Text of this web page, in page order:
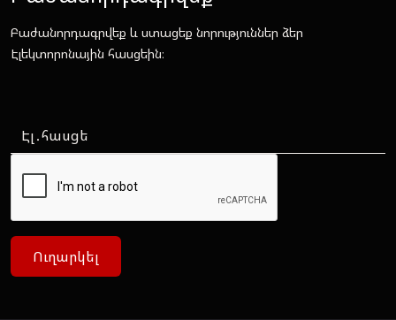
Բաժանորդագրվեք և ստացեք նորություններ ձեր
Էլեկտորոնային հասցեին։
Ուղարկել